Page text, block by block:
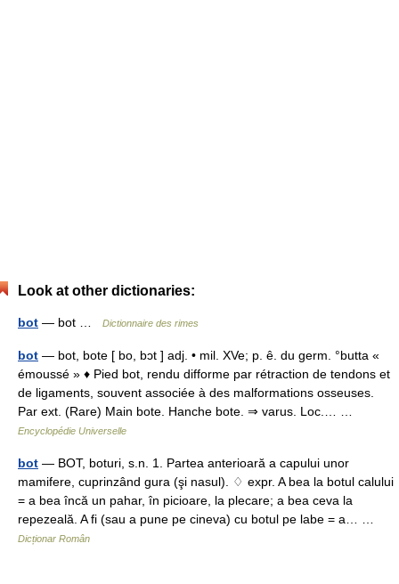
Look at other dictionaries:
bot — bot … Dictionnaire des rimes
bot — bot, bote [ bo, bɔt ] adj. • mil. XVe; p. ê. du germ. °butta «
émoussé » ♦ Pied bot, rendu difforme par rétraction de tendons et
de ligaments, souvent associée à des malformations osseuses.
Par ext. (Rare) Main bote. Hanche bote. ⇒ varus. Loc.… …
Encyclopédie Universelle
bot — BOT, boturi, s.n. 1. Partea anterioară a capului unor
mamifere, cuprinzând gura (şi nasul). ♢ expr. A bea la botul calului
= a bea încă un pahar, în picioare, la plecare; a bea ceva la
repezeală. A fi (sau a pune pe cineva) cu botul pe labe = a… …
Dicționar Român